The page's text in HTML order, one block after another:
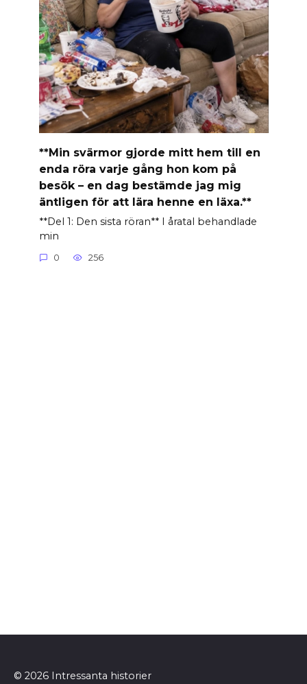
**Min svärmor gjorde mitt hem till en
enda röra varje gång hon kom på
besök – en dag bestämde jag mig
äntligen för att lära henne en läxa.**
**Del 1: Den sista röran** I åratal behandlade
min
0 256
© 2026 Intressanta historier